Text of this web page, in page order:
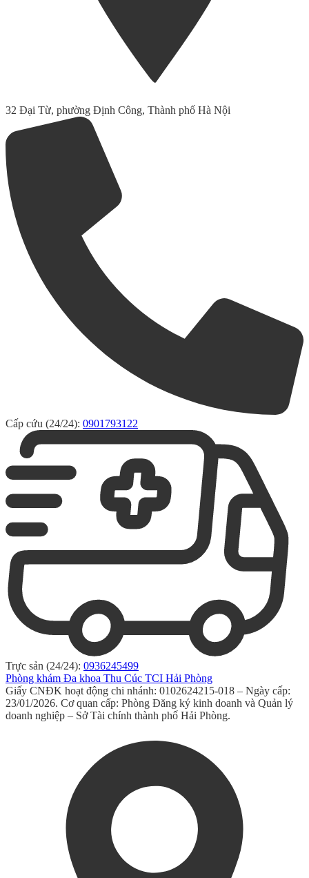
32 Đại Từ, phường Định Công, Thành phố Hà Nội
Cấp cứu (24/24): 0901793122
Trực sản (24/24): 0936245499
Phòng khám Đa khoa Thu Cúc TCI Hải Phòng
Giấy CNĐK hoạt động chi nhánh: 0102624215-018 – Ngày cấp:
23/01/2026. Cơ quan cấp: Phòng Đăng ký kinh doanh và Quản lý
doanh nghiệp – Sở Tài chính thành phố Hải Phòng.